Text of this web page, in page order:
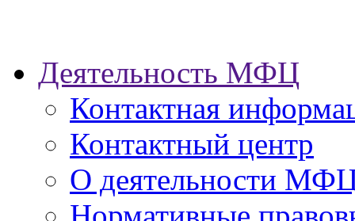
Деятельность МФЦ
Контактная
Контактный центр
О деятельности